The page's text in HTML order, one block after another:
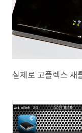
실제로 고플렉스 새